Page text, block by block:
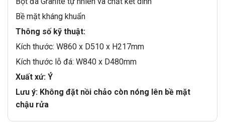
Bề mặt kháng khuẩn
Thông số kỹ thuật:
Kích thước: W860 x D510 x H217mm
Kích thước lỗ đá: W840 x D480mm
Xuất xứ: Ý
Lưu ý: Không đặt nồi chảo còn nóng lên bề mặt
chậu rửa